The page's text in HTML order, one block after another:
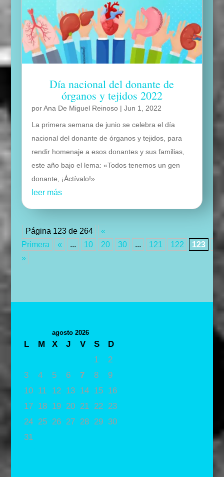
Día nacional del donante de
órganos y tejidos 2022
porAna De Miguel Reinoso| Jun 1, 2022
La primera semana de junio se celebra el día
nacional del donante de órganos y tejidos, para
rendir homenaje a esos donantes y sus familias,
este año bajo el lema: «Todos tenemos un gen
donante, ¡Áctívalo!»
leer más
Página 123 de 264
«
Primera
« ... 10 20 30 ... 121 122 123
»
agosto 2026
L M X J V S
D
1
2
3
4 5 6 7 8
9
10
11 12 13 14 15
16
17
18 19 20 21 22
23
24
25 26 27 28 29 30
31